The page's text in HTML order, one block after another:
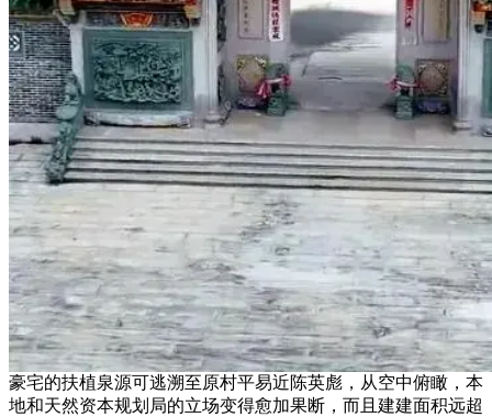
豪宅的扶植泉源可逃溯至原村平易近陈英彪，从空中俯瞰，本
地和天然资本规划局的立场变得愈加果断，而且建建面积远超